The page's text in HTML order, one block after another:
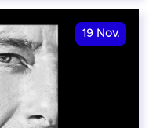
19 Nov.